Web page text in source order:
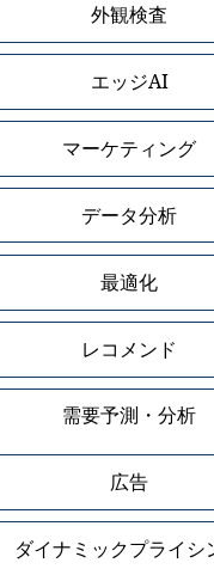
外観検査
エッジAI
マーケティング
データ分析
最適化
レコメンド
需要予測・分析
広告
ダイナミックプライシ